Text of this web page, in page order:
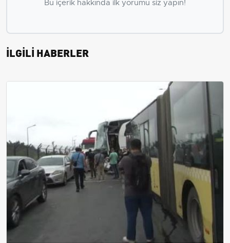
Bu içerik hakkında ilk yorumu siz yapın!
İLGİLİ HABERLER